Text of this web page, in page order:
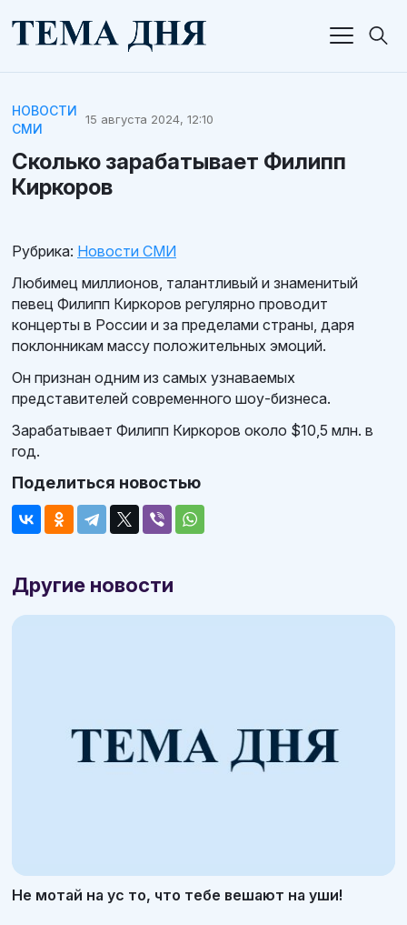
НОВОСТИ
СМИ
15 августа 2024, 12:10
Сколько зарабатывает Филипп
Киркоров
Рубрика: Новости СМИ
Любимец миллионов, талантливый и знаменитый
певец Филипп Киркоров регулярно проводит
концерты в России и за пределами страны, даря
поклонникам массу положительных эмоций.
Он признан одним из самых узнаваемых
представителей современного шоу-бизнеса.
Зарабатывает Филипп Киркоров около $10,5 млн. в
год.
Поделиться новостью
Другие новости
Не мотай на ус то, что тебе вешают на уши!